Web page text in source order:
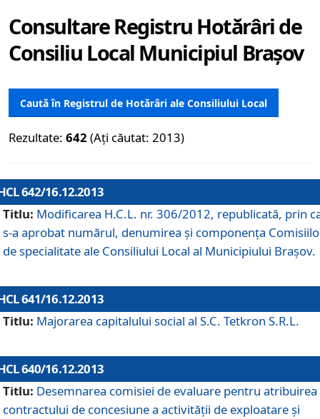
Consultare Registru Hotărâri de
Consiliu Local Municipiul Brașov
Caută în Registrul de Hotărâri ale Consiliului Local
Rezultate: 642 (Ați căutat: 2013)
642/16.12.2013
Titlu: Modificarea H.C.L. nr. 306/2012, republicată, prin
s-a aprobat numărul, denumirea şi componenţa
de specialitate ale Consiliului Local al Municipiului Braşov.
641/16.12.2013
Titlu: Majorarea capitalului social al S.C. Tetkron S.R.L.
640/16.12.2013
Titlu: Desemnarea comisiei de evaluare pentru atribuirea
contractului de concesiune a activităţii de exploatare şi